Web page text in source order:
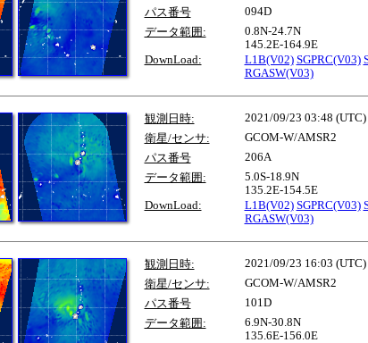
パス番号
094D
データ範囲:
0.8N-24.7N
145.2E-164.9E
DownLoad:
L1B(V02) SGPRC(V03)
RGASW(V03)
観測日時:
2021/09/23 03:48 (UTC)
衛星/センサ:
GCOM-W/AMSR2
パス番号
206A
データ範囲:
5.0S-18.9N
135.2E-154.5E
DownLoad:
L1B(V02) SGPRC(V03)
RGASW(V03)
観測日時:
2021/09/23 16:03 (UTC)
衛星/センサ:
GCOM-W/AMSR2
パス番号
101D
データ範囲:
6.9N-30.8N
135.6E-156.0E